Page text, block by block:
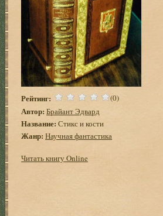
Рейтинг: (0)
Автор: Брайант Эдвард
Название: Стикс и кости
Жанр: Научная фантастика
Читать книгу Online